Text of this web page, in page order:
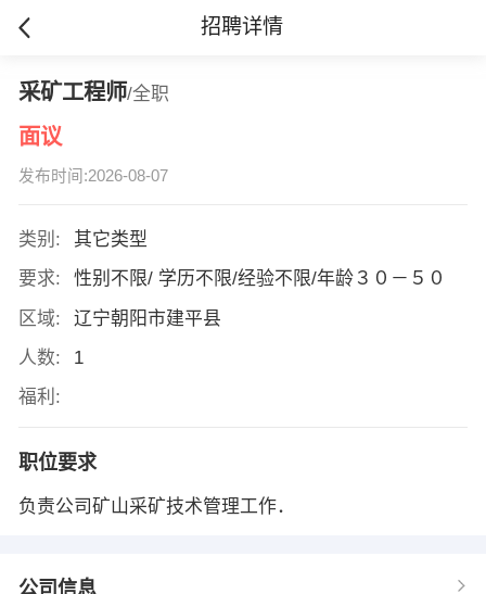
招聘详情
采矿工程师/全职
面议
发布时间:2026-08-07
类别:
其它类型
要求:
性别不限/ 学历不限/经验不限/年龄３０－５０
区域:
辽宁朝阳市建平县
人数:
1
福利:
职位要求
负责公司矿山采矿技术管理工作．
公司信息